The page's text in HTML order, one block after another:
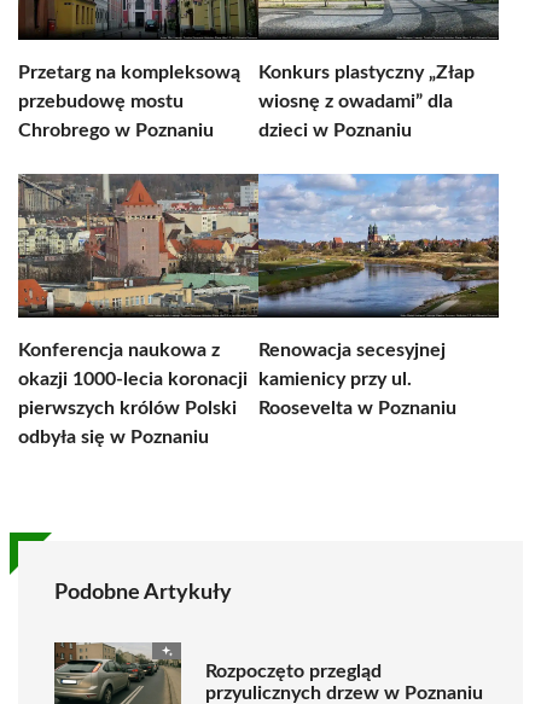
Przetarg na kompleksową
przebudowę mostu
Chrobrego w Poznaniu
Konkurs plastyczny „Złap
wiosnę z owadami” dla
dzieci w Poznaniu
Konferencja naukowa z
okazji 1000-lecia koronacji
pierwszych królów Polski
odbyła się w Poznaniu
Renowacja secesyjnej
kamienicy przy ul.
Roosevelta w Poznaniu
Podobne Artykuły
Rozpoczęto przegląd
przyulicznych drzew w Poznaniu